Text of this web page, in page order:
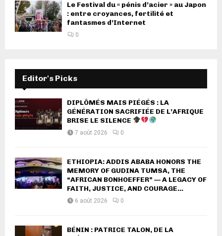
Le Festival du « pénis d’acier » au Japon
: entre croyances, fertilité et
fantasmes d’Internet
0
Editor's Picks
DIPLÔMÉS MAIS PIÉGÉS : LA
GÉNÉRATION SACRIFIÉE DE L’AFRIQUE
BRISE LE SILENCE
7 août 2026 0
ETHIOPIA: ADDIS ABABA HONORS THE
MEMORY OF GUDINA TUMSA, THE
“AFRICAN BONHOEFFER” — A LEGACY OF
FAITH, JUSTICE, AND COURAGE...
6 août 2026 0
BÉNIN : PATRICE TALON, DE LA